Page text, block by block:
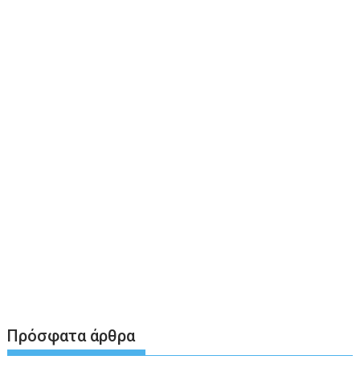
Πρόσφατα άρθρα